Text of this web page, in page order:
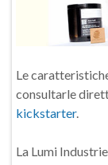
Le
consultarle
kickstarter.
La Lumi